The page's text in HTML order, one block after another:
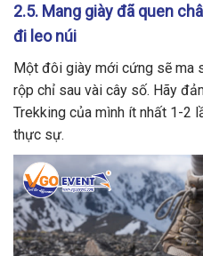
2.5. Mang giày đã quen
đi leo núi
Một đôi giày mới cứng sẽ ma
rộp chỉ sau vài cây số. Hãy
Trekking của mình ít nhất 1-2
thực sự.